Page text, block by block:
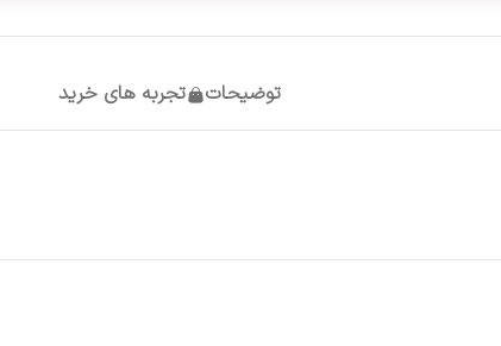
توضیحات تجربه های خرید